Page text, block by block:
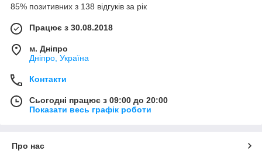
85% позитивних з 138 відгуків за рік
Працює з 30.08.2018
м. Дніпро
Дніпро, Україна
Контакти
Сьогодні працює з 09:00 до 20:00
Показати весь графік роботи
Про нас